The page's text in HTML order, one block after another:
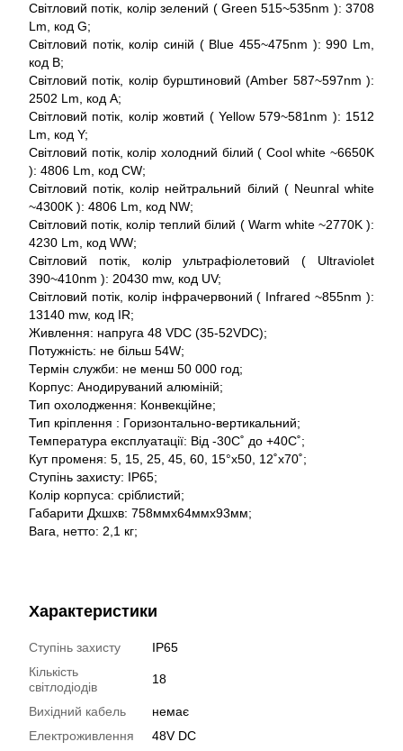
Світловий потік, колір зелений ( Green 515~535nm ): 3708
Lm, код G;
Світловий потік, колір синій ( Blue 455~475nm ): 990 Lm,
код B;
Світловий потік, колір бурштиновий (Amber 587~597nm ):
2502 Lm, код A;
Світловий потік, колір жовтий ( Yellow 579~581nm ): 1512
Lm, код Y;
Світловий потік, колір холодний білий ( Cool white ~6650K
): 4806 Lm, код CW;
Світловий потік, колір нейтральний білий ( Neunral white
~4300K ): 4806 Lm, код NW;
Світловий потік, колір теплий білий ( Warm white ~2770K ):
4230 Lm, код WW;
Світловий потік, колір ультрафіолетовий ( Ultraviolet
390~410nm ): 20430 mw, код UV;
Світловий потік, колір інфрачервоний ( Infrared ~855nm ):
13140 mw, код IR;
Живлення: напруга 48 VDC (35-52VDC);
Потужність: не більш 54W;
Термін служби: не менш 50 000 год;
Корпус: Анодируваний алюміній;
Тип охолодження: Конвекційне;
Тип кріплення : Горизонтально-вертикальний;
Температура експлуатації: Від -30С˚ до +40С˚;
Кут променя: 5, 15, 25, 45, 60, 15°x50, 12˚x70˚;
Ступінь захисту: IP65;
Колір корпуса: сріблистий;
Габарити Дхшхв: 758ммх64ммх93мм;
Вага, нетто: 2,1 кг;
Характеристики
Ступінь захисту
IP65
Кількість
світлодіодів
18
Вихідний кабель
немає
Електроживлення
48V DC